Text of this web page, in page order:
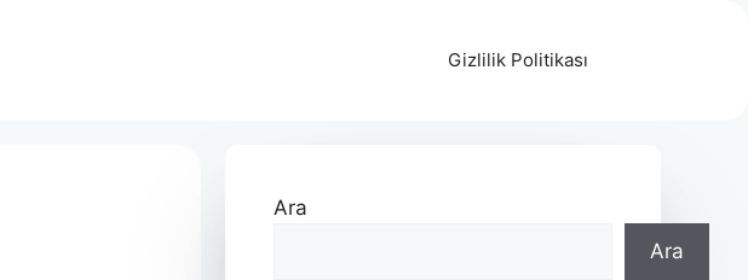
Gizlilik Politikası
Ara
Ara